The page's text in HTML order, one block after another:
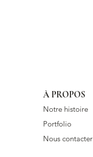
À PROPOS
Notre histoire
Portfolio
Nous contacter